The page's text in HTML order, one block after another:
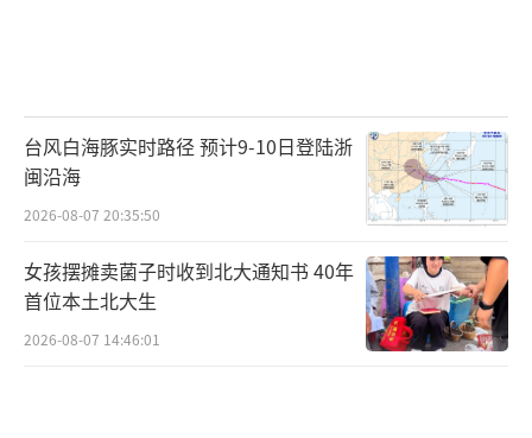
台风白海豚实时路径 预计9-10日登陆浙
闽沿海
2026-08-07 20:35:50
女孩摆摊卖菌子时收到北大通知书 40年
首位本土北大生
2026-08-07 14:46:01